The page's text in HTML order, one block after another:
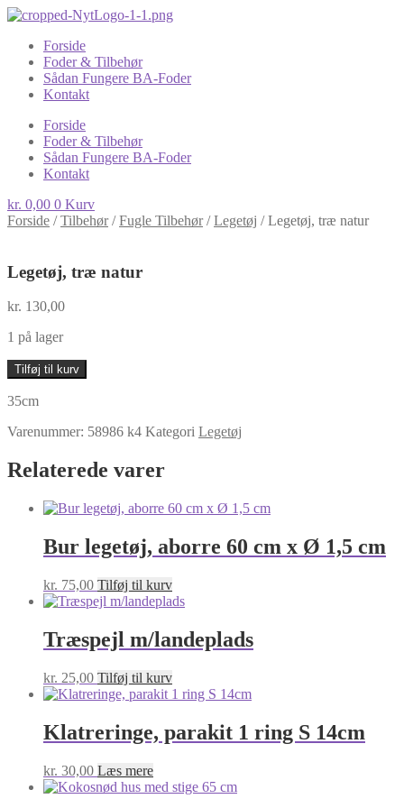
Forside
Foder & Tilbehør
Sådan Fungere BA-Foder
Kontakt
Forside
Foder & Tilbehør
Sådan Fungere BA-Foder
Kontakt
kr. 0,00 0 Kurv
Forside /Tilbehør/Fugle Tilbehør/Legetøj /Legetøj, træ natur
Legetøj, træ natur
kr. 130,00
1 på lager
Legetøj,
træ
natur
Tilføj til kurv
35cm
Varenummer: 58986 k4 Kategori Legetøj
Relaterede varer
Bur legetøj, aborre 60 cm x Ø 1,5 cm
kr. 75,00 Tilføj til kurv
Træspejl m/landeplads
kr. 25,00 Tilføj til kurv
Klatreringe, parakit 1 ring S 14cm
kr. 30,00 Læs mere